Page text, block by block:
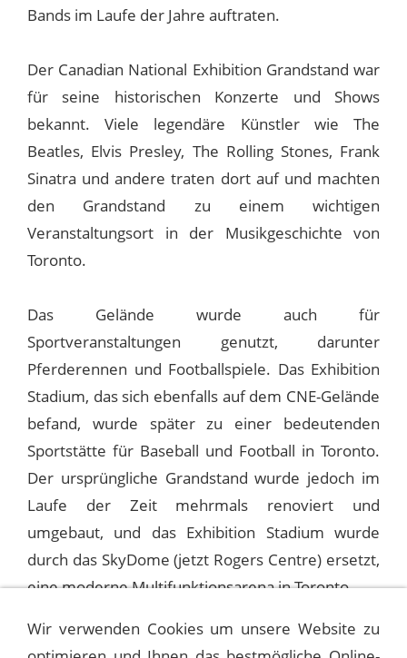
Bands im Laufe der Jahre auftraten.
Der Canadian National Exhibition Grandstand war
für seine historischen Konzerte und Shows
bekannt. Viele legendäre Künstler wie The
Beatles, Elvis Presley, The Rolling Stones, Frank
Sinatra und andere traten dort auf und machten
den Grandstand zu einem wichtigen
Veranstaltungsort in der Musikgeschichte von
Toronto.
Das Gelände wurde auch für
Sportveranstaltungen genutzt, darunter
Pferderennen und Footballspiele. Das Exhibition
Stadium, das sich ebenfalls auf dem CNE-Gelände
befand, wurde später zu einer bedeutenden
Sportstätte für Baseball und Football in Toronto.
Der ursprüngliche Grandstand wurde jedoch im
Laufe der Zeit mehrmals renoviert und
umgebaut, und das Exhibition Stadium wurde
durch das SkyDome (jetzt Rogers Centre) ersetzt,
eine moderne Multifunktionsarena in Toronto.
Wir verwenden Cookies um unsere Website zu